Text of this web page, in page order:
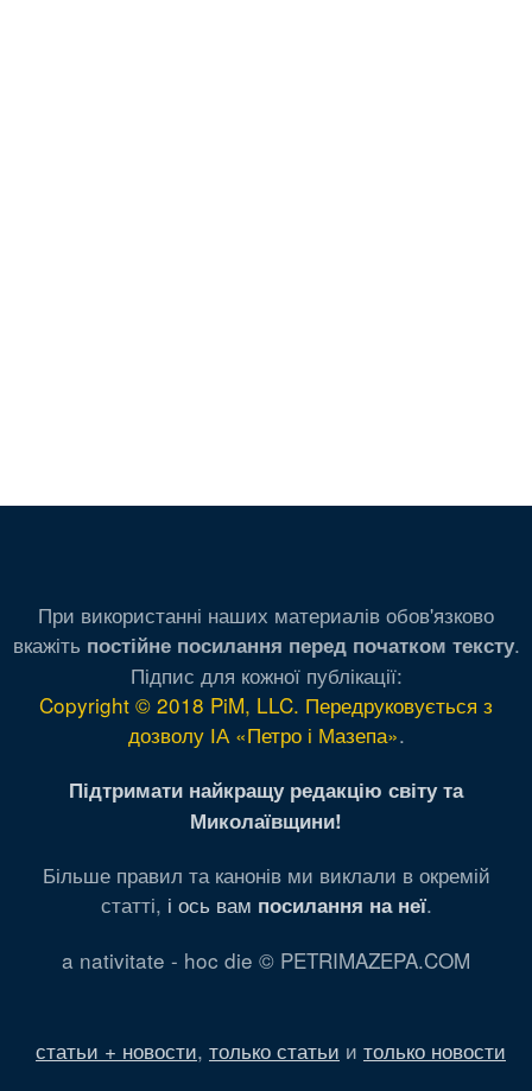
При використанні наших материалів обов'язково
вкажіть постійне посилання перед початком тексту.
Підпис для кожної публікації:
Copyright © 2018 PiM, LLC. Передруковується з
дозволу ІА «Петро і Мазепа».
Підтримати найкращу редакцію світу та
Миколаївщини!
Більше правил та канонів ми виклали в окремій
статті, і ось вам посилання на неї.
a nativitate - hoc die © PETRIMAZEPA.COM
статьи + новости, только статьи и только новости